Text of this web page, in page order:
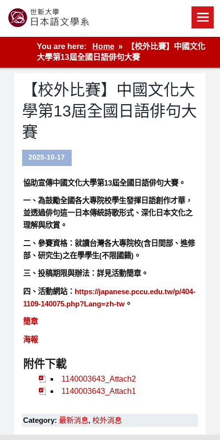
content
世新大學教學單位的網站
You are here:
Home
【校外比賽】中國文化
大學第13屆全國日語俳句大賽
【校外比賽】中國文化大
學第13屆全國日語俳句大
賽
2025-10-17
協助宣傳中國文化大學第13屆全國日語俳句大賽。
一、為鼓勵全國各大專院校學生發揮日語創作才華，
並透過俳句這一日本傳統詩歌形式、深化日本文化之
理解與欣賞。
二、參賽資格：就讀台灣各大專院校(含日間部、進修
部、研究生)之在學學生(不限國籍)。
三、投稿期限與辦法：詳見活動簡章。
四、活動網站： https://japanese.pccu.edu.tw/p/404-
1109-140075.php?Lang=zh-tw。
簡章
海報
附件下載
1140003643_Attach2
1140003643_Attach1
Category: 最新消息, 校外消息